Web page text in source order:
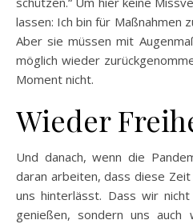
lassen: Ich bin für Maßnahmen
Aber sie müssen mit
möglich wieder
Moment nicht.
Wieder
Und danach, wenn die
daran arbeiten, dass diese
uns hinterlässt. Dass wir
genießen, sondern uns auch